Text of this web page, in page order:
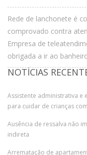
Rede de lanchonete é
comprovado contra
Empresa de
obrigada a ir ao
NOTÍCIAS
Assistente administrativa e
para cuidar de crianças
Ausência de ressalva não
indireta
Arrematação de